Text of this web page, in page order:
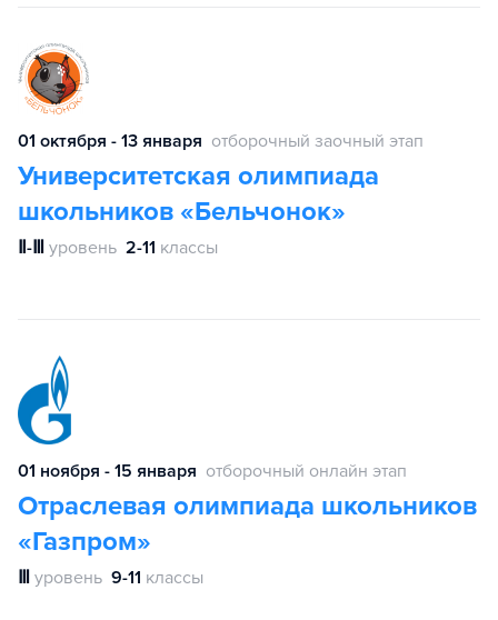
01 октября - 13 января отборочный заочный этап
Университетская олимпиада
школьников «Бельчонок»
Ⅱ-Ⅲ уровень 2-11 классы
01 ноября - 15 января отборочный онлайн этап
Отраслевая олимпиада школьников
«Газпром»
Ⅲ уровень 9-11 классы